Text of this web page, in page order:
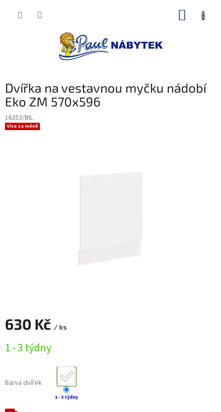
Dvířka na vestavnou myčku nádobí
Eko ZM 570x596
16353/BIL
Více za méně
630 Kč / ks
cena:
1 - 3 týdny
Barva dvířek
1 - 3 týdny